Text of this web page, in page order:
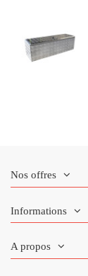
Nos offres
Informations
A propos